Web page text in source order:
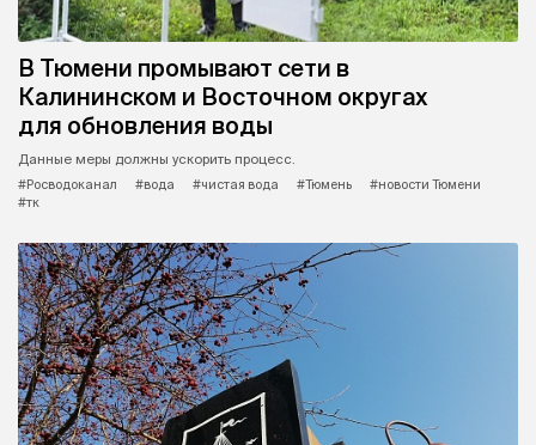
В Тюмени промывают сети в
Калининском и Восточном округах
для обновления воды
Данные меры должны ускорить процесс.
#Росводоканал
#вода #чистая вода #Тюмень
#новости Тюмени
#тк